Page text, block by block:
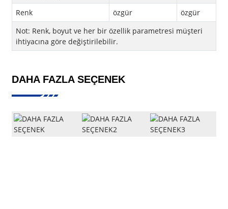
Renk
özgür
özgür
Not: Renk, boyut ve her bir özellik parametresi müşteri
ihtiyacına göre değiştirilebilir.
DAHA FAZLA SEÇENEK